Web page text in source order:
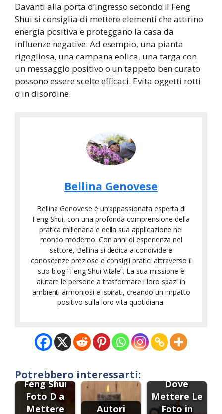
Davanti alla porta d’ingresso secondo il Feng
Shui si consiglia di mettere elementi che attirino
energia positiva e proteggano la casa da
influenze negative. Ad esempio, una pianta
rigogliosa, una campana eolica, una targa con
un messaggio positivo o un tappeto ben curato
possono essere scelte efficaci. Evita oggetti rotti
o in disordine.
Bellina Genovese
Bellina Genovese è un’appassionata esperta di
Feng Shui, con una profonda comprensione della
pratica millenaria e della sua applicazione nel
mondo moderno. Con anni di esperienza nel
settore, Bellina si dedica a condividere
conoscenze preziose e consigli pratici attraverso il
suo blog “Feng Shui Vitale”. La sua missione è
aiutare le persone a trasformare i loro spazi in
ambienti armoniosi e ispirati, creando un impatto
positivo sulla loro vita quotidiana.
Potrebbero interessarti:
Feng Shui
Foto D a
Mettere
Autori
Dove
Mettere Le
Foto in